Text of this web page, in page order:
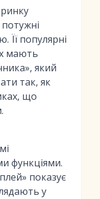
Її популярні
мають
який
так, як
що
функціями.
показує
у